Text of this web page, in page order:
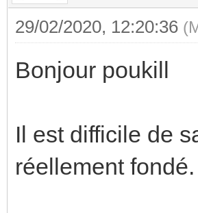
29/02/2020, 12:20:36
Bonjour poukill
Il est difficile de
réellement fondé.